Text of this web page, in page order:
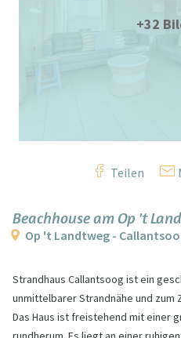
+32
Teilen
Beachhouse am Op 't
Op 't Landtweg -
Strandhaus Callantsoog ist ein
unmittelbarer Strandnähe und zum
Das Haus ist freistehend mit einer